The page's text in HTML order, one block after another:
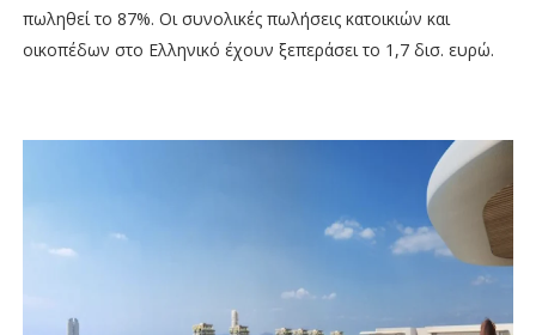
πωληθεί το 87%. Οι συνολικές πωλήσεις κατοικιών και
οικοπέδων στο Ελληνικό έχουν ξεπεράσει το 1,7 δισ. ευρώ.